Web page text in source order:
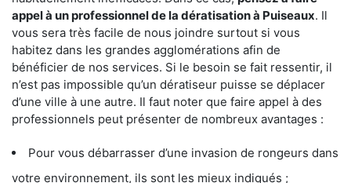
appel à un professionnel de la dératisation à Puiseaux. Il
vous sera très facile de nous joindre surtout si vous
habitez dans les grandes agglomérations afin de
bénéficier de nos services. Si le besoin se fait ressentir, il
n’est pas impossible qu’un dératiseur puisse se déplacer
d’une ville à une autre. Il faut noter que faire appel à des
professionnels peut présenter de nombreux avantages :
Pour vous débarrasser d’une invasion de rongeurs dans
votre environnement, ils sont les mieux indiqués ;